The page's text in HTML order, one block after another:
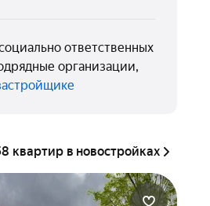
ответственных
организации,
квартир в новостройках